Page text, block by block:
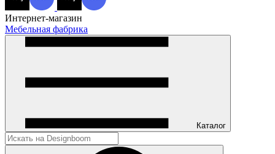
Интернет-магазин
Мебельная фабрика
Каталог